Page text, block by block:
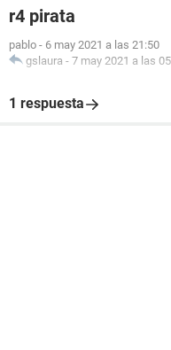
r4 pirata
pablo - 6 may 2021 a las 21:50
gslaura - 7 may 2021 a las
1 respuesta